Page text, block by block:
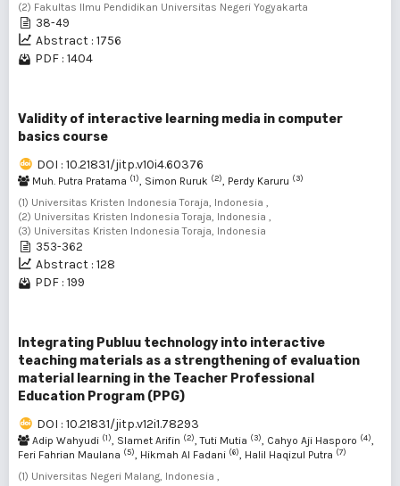
(2) Fakultas Ilmu Pendidikan Universitas Negeri Yogyakarta
38-49
Abstract : 1756
PDF : 1404
Validity of interactive learning media in computer
basics course
DOI : 10.21831/jitp.v10i4.60376
Muh. Putra Pratama (1), Simon Ruruk (2), Perdy Karuru (3)
(1) Universitas Kristen Indonesia Toraja, Indonesia ,
(2) Universitas Kristen Indonesia Toraja, Indonesia ,
(3) Universitas Kristen Indonesia Toraja, Indonesia
353-362
Abstract : 128
PDF : 199
Integrating Publuu technology into interactive
teaching materials as a strengthening of evaluation
material learning in the Teacher Professional
Education Program (PPG)
DOI : 10.21831/jitp.v12i1.78293
Adip Wahyudi (1), Slamet Arifin (2), Tuti Mutia (3), Cahyo Aji Hasporo (4),
Feri Fahrian Maulana (5), Hikmah Al Fadani (6), Halil Haqizul Putra (7)
(1) Universitas Negeri Malang, Indonesia ,